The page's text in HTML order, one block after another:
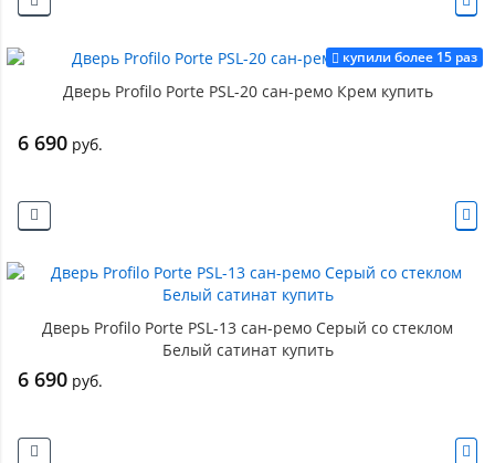
купили более 15 раз
Дверь Profilo Porte PSL-20 сан-ремо Крем купить
6 690 руб.
Дверь Profilo Porte PSL-13 сан-ремо Серый со стеклом
Белый сатинат купить
6 690 руб.